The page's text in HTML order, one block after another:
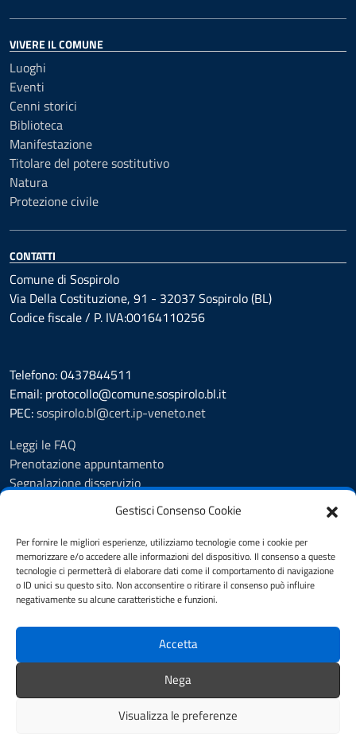
Gestisci Consenso Cookie
Per fornire le migliori esperienze, utilizziamo tecnologie come i cookie per
memorizzare e/o accedere alle informazioni del dispositivo. Il consenso a queste
tecnologie ci permetterà di elaborare dati come il comportamento di navigazione
o ID unici su questo sito. Non acconsentire o ritirare il consenso può influire
negativamente su alcune caratteristiche e funzioni.
Accetta
Nega
Visualizza le preferenze
VIVERE IL COMUNE
Luoghi
Eventi
Cenni storici
Biblioteca
Manifestazione
Titolare del potere sostitutivo
Natura
Protezione civile
CONTATTI
Comune di Sospirolo
Via Della Costituzione, 91 - 32037 Sospirolo (BL)
Codice fiscale / P. IVA:00164110256
Telefono: 0437844511
Email: protocollo@comune.sospirolo.bl.it
PEC:sospirolo.bl@cert.ip-veneto.net
Leggi le FAQ
Prenotazione appuntamento
Segnalazione disservizio
Richiesta assistenza
MyPA - Portale Cittadino Veneto
Richiesta di patrocinio comunale Sospirolo
Amministrazione trasparente
Albo Pretorio
Cookie Policy
Dichiarazione di accessibilità
Obiettivi di accessibilità
Feedback